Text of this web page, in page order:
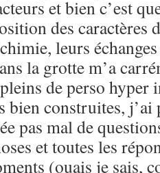
et bien c’est
des caractères
leurs
la grotte m’a
de perso hyper
bien construites,
pas mal de
et toutes les
(ouais je sais,